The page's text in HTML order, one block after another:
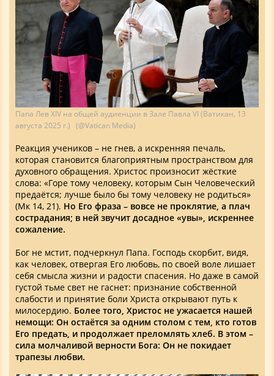
Папа Лев XIV на общей аудиенции в Зале Павла VI (Ватикан, 13
августа 2025 г.) (@Vatican Media)
Реакция учеников – не гнев, а искренняя печаль,
которая становится благоприятным пространством для
духовного обращения. Христос произносит жёсткие
слова: «Горе тому человеку, которым Сын Человеческий
предаётся; лучше было бы тому человеку не родиться»
(Мк 14, 21). Но Его фраза – вовсе не проклятие, а плач
сострадания; в ней звучит досадное «увы», искреннее
сожаление.
Бог не мстит, подчеркнул Папа. Господь скорбит, видя,
как человек, отвергая Его любовь, по своей воле лишает
себя смысла жизни и радости спасения. Но даже в самой
густой тьме свет не гаснет: признание собственной
слабости и принятие боли Христа открывают путь к
милосердию. Более того, Христос не ужасается нашей
немощи: Он остаётся за одним столом с тем, кто готов
Его предать, и продолжает преломлять хлеб. В этом –
сила молчаливой верности Бога: Он не покидает
трапезы любви.